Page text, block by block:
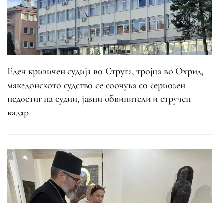
Еден кривичен судија во Струга, тројца во Охрид,
македонското судство се соочува со сериозен
недостиг на судии, јавни обвинители и стручен
кадар